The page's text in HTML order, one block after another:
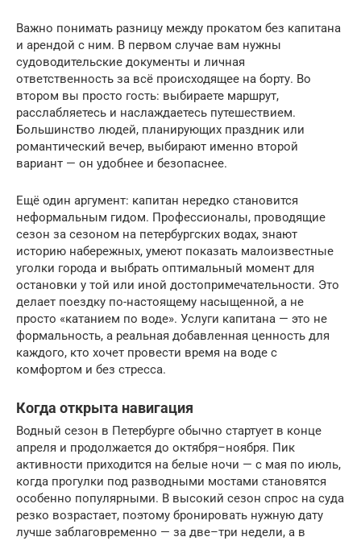
Важно понимать разницу между прокатом без капитана
и арендой с ним. В первом случае вам нужны
судоводительские документы и личная
ответственность за всё происходящее на борту. Во
втором вы просто гость: выбираете маршрут,
расслабляетесь и наслаждаетесь путешествием.
Большинство людей, планирующих праздник или
романтический вечер, выбирают именно второй
вариант — он удобнее и безопаснее.
Ещё один аргумент: капитан нередко становится
неформальным гидом. Профессионалы, проводящие
сезон за сезоном на петербургских водах, знают
историю набережных, умеют показать малоизвестные
уголки города и выбрать оптимальный момент для
остановки у той или иной достопримечательности. Это
делает поездку по-настоящему насыщенной, а не
просто «катанием по воде». Услуги капитана — это не
формальность, а реальная добавленная ценность для
каждого, кто хочет провести время на воде с
комфортом и без стресса.
Когда открыта навигация
Водный сезон в Петербурге обычно стартует в конце
апреля и продолжается до октября–ноября. Пик
активности приходится на белые ночи — с мая по июль,
когда прогулки под разводными мостами становятся
особенно популярными. В высокий сезон спрос на суда
резко возрастает, поэтому бронировать нужную дату
лучше заблаговременно — за две–три недели, а в